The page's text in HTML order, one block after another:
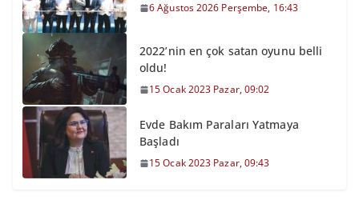
6 Ağustos 2026 Perşembe, 16:43
2022’nin en çok satan oyunu belli
oldu!
15 Ocak 2023 Pazar, 09:02
Evde Bakım Paraları Yatmaya
Başladı
15 Ocak 2023 Pazar, 09:43